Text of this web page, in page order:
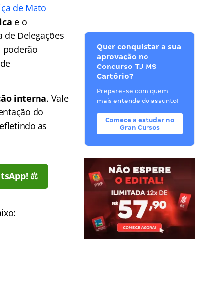
de Mato
e o
de Delegações
poderão
interna. Vale
do
as
⚖️
Quer conquistar a sua
aprovação no
Concurso TJ MS
Cartório?
Prepare-se com quem
mais entende do assunto!
Comece a estudar no
Gran Cursos